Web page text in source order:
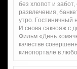
без хлопот и
развлечения,
утро. Гостиничный
И снова саквояж с
Фильм «День
качестве
кинопортале в